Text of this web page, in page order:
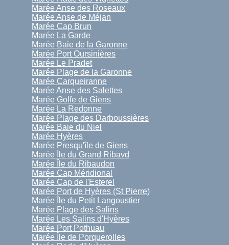
Marée Anse des Roseaux
Marée Anse de Méjan
Marée Cap Brun
Marée La Garde
Marée Baie de la Garonne
Marée Port Oursinières
Marée Le Pradet
Marée Plage de la Garonne
Marée Carqueiranne
Marée Anse des Salettes
Marée Golfe de Giens
Marée La Redonne
Marée Plage des Darboussières
Marée Baie du Niel
Marée Hyères
Marée Presqu'île de Giens
Marée Íle du Grand Ribavd
Marée Île du Ribaudon
Marée Cap Méridional
Marée Cap de l'Esterel
Marée Port de Hyères (St Pierre)
Marée Île du Petit Langoustier
Marée Plage des Salins
Marée Les Salins d'Hyères
Marée Port Pothuau
Marée Île de Porquerolles